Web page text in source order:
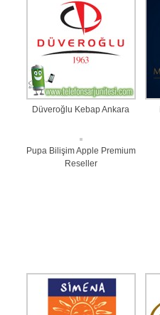
Düveroğlu Kebap Ankara
Pupa Bilişim Apple Premium
Reseller